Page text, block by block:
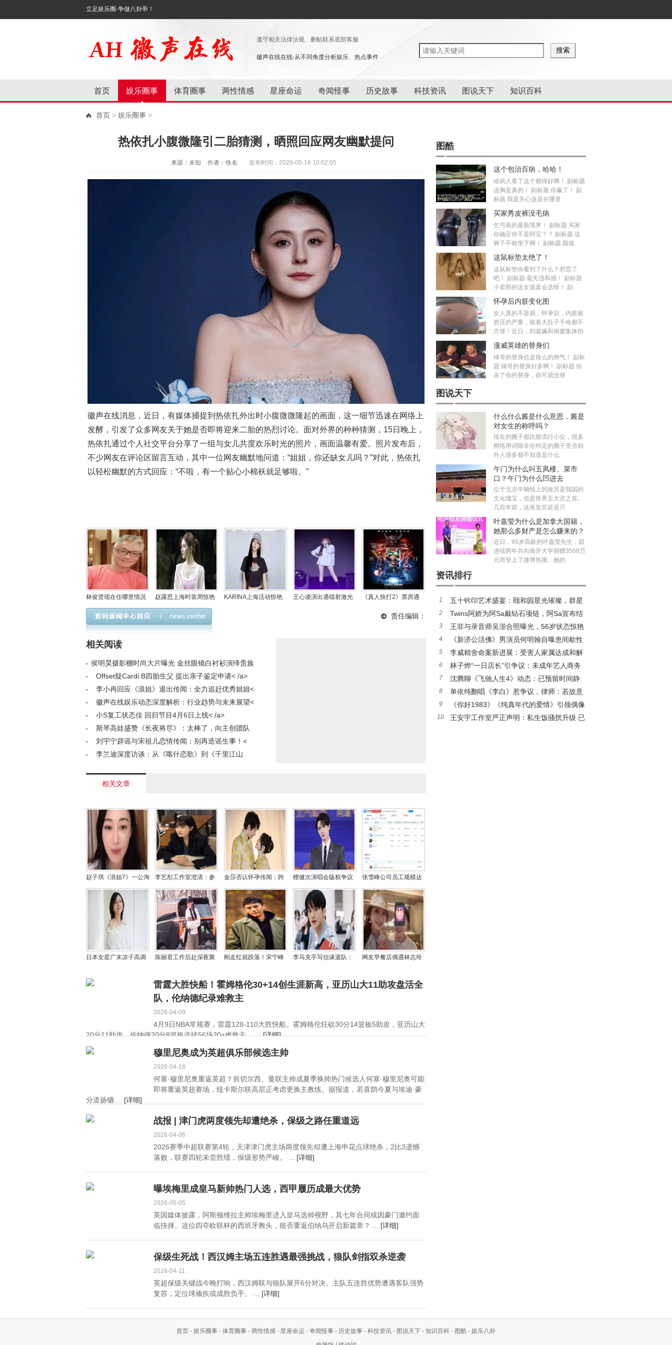
立足娱乐圈·争做八卦帝！
遵守相关法律法规、删帖联系底部客服
徽声在线在线-从不同角度分析娱乐、热点事件
首页 娱乐圈事 体育圈事 两性情感 星座命运 奇闻怪事 历史故事 科技资讯 图说天下 知识百科
首页 > 娱乐圈事 >
热依扎小腹微隆引二胎猜测，晒照回应网友幽默提问
来源：未知 作者：佚名 发布时间：2026-05-16 10:02:05
徽声在线消息，近日，有媒体捕捉到热依扎外出时小腹微微隆起的画面，这一细节迅速在网络上
发酵，引发了众多网友关于她是否即将迎来二胎的热烈讨论。面对外界的种种猜测，15日晚上，
热依扎通过个人社交平台分享了一组与女儿共度欢乐时光的照片，画面温馨有爱。照片发布后，
不少网友在评论区留言互动，其中一位网友幽默地问道：“姐姐，你还缺女儿吗？”对此，热依扎
以轻松幽默的方式回应：“不啦，有一个贴心小棉袄就足够啦。”
林俊贤现在住哪里情况
如何，林俊贤年轻颜值
巅峰时照片
赵露思上海时装周惊艳
亮相，粉色套装引领甜
KARINA上海活动惊艳
王心凌演出遇镭射激光
《真人快打2》票房遇
责任编辑：
相关阅读
侯明昊摄影棚时尚大片曝光 金丝眼镜白衬衫演绎贵族
风范< /a>
Offset疑Cardi B四胎生父 提出亲子鉴定申请< /a>
李小冉回应《浪姐》退出传闻：全力追赶优秀姐姐<
/a> 徽声在线娱乐动态深度解析：行业趋势与未来展望<
/a> 小S复工状态佳 回归节目4月6日上线< /a>
斯琴高娃盛赞《长夜将尽》：太棒了，向主创团队
致敬< /a>
刘宇宁辟谣与宋祖儿恋情传闻：别再造谣生事！<
/a> 李兰迪深度访谈：从《喀什恋歌》到《千里江山
相关文章
赵子琪《浪姐7》一公淘
汰 直播自曝被“扫地出
门”幽默回应上《花少》
李艺彤工作室澄清：参
演的是深圳重点打造的
精品中剧
金莎否认怀孕传闻：跨
国飞行致浮肿，婚纱照
拍摄在即
檀健次演唱会版权争议
升级！主办方正式回应
并启动全面核查
张雪峰公司员工规模达
273人 女儿姓名商标已
获多类别注册
日本女星广末凉子高调
故，踢踹护士涉罪后获
陈丽君工作后赴深夜聚
刚走红就跌落！宋宁峰
待播作品或受影响
李马克手写信谈退队：
恩粉丝一路相伴
网友早餐店偶遇林志玲
尽显家庭温馨
雷霆大胜快船！霍姆格伦30+14创生涯新高，亚历山大11助攻盘活全
队，伦纳德纪录难救主
2026-04-09
4月9日NBA常规赛，雷霆128-110大胜快船。霍姆格伦狂砍30分14篮板5助攻，亚历山大
20分11助攻，伦纳德20分8篮板连续56场20+难救主。 ...[详细]
穆里尼奥成为英超俱乐部候选主帅
2026-04-16
何塞·穆里尼奥重返英超？前切尔西、曼联主帅成夏季换帅热门候选人何塞·穆里尼奥可能
即将重返英超赛场，纽卡斯尔联高层正考虑更换主教练。据报道，若喜鹊今夏与埃迪·豪
分道扬镳 ... [详细]
战报 | 津门虎两度领先却遭绝杀，保级之路任重道远
2026-04-06
2026赛季中超联赛第4轮，天津津门虎主场两度领先却遭上海申花点球绝杀，2比3遗憾
落败，联赛四轮未尝胜绩，保级形势严峻。 ... [详细]
曝埃梅里成皇马新帅热门人选，西甲履历成最大优势
2026-05-05
英国媒体披露，阿斯顿维拉主帅埃梅里进入皇马选帅视野，其七年合同或因豪门邀约面
临抉择。这位四夺欧联杯的西班牙教头，能否重返伯纳乌开启新篇章？ ... [详细]
保级生死战！西汉姆主场五连胜遇最强挑战，狼队剑指双杀逆袭
2026-04-11
英超保级关键战今晚打响，西汉姆联与狼队展开6分对决。主队五连胜优势遭遇客队强势
复苏，定位球顽疾或成胜负手。 ... [详细]
图酷
这个包治百病，哈哈！
啥病人看了这个都得好啊！ 副标题
这胸是真的！ 副标题 你赢了！ 副
标题 我是关心这是在哪里
买家秀皮裤没毛病
乞丐装的最新境界！ 副标题 买家
你确定你不是阿宝？？ 副标题 这
裤子不敢坐下啊！ 副标题 颜值
这鼠标垫太绝了！
这鼠标垫你看到了什么？邪恶了
吧！ 副标题 毫无违和感！ 副标题
小卖部的这女孩真会选呀！ 副
怀孕后内脏变化图
女人真的不容易，怀孕后，内脏被
挤压的严重，挺着大肚子干啥都不
方便！近日，刘嘉姵和闺蜜集体拍
漫威英雄的替身们
锤哥的替身也是辣么的帅气！ 副标
题 锤哥的替身好多啊！ 副标题 你
杀了你的替身，你可就没替
图说天下
什么什么酱是什么意思，酱是
对女生的称呼吗？
现在的圈子都比较流行小众，很多
网络用词除非在特定的圈子里否则
外人很多都不知道是什么
午门为什么叫五凤楼、菜市
口？午门为什么凹进去
位于北京中轴线上的故宫是我国的
文化瑰宝，也是世界五大宫之首。
几百年前，这座皇宫还是只
叶嘉莹为什么是加拿大国籍，
她那么多财产是怎么赚来的？
近日，95岁高龄的叶嘉莹先生，因
连续两年共向南开大学捐赠3568万
元而登上了微博热搜。她的
资讯排行
1
五十钤印艺术盛宴：颐和园星光璀璨，群星
共铸艺术新篇章
2
Twins阿娇为阿Sa戴钻石项链，阿Sa宣布结
婚感情稳定
3
王菲与录音师吴澎合照曝光，56岁状态惊艳
引热议
4
《新济公活佛》男演员何明翰自曝患间歇性
房颤：或因工作强度大，生活作息不规律
5
李威精舍命案新进展：受害人家属达成和解
盼法院从轻判决
6
林子烨“一日店长”引争议：未成年艺人商务
活动如何避免翻车？
7
沈腾聊《飞驰人生4》动态：已预留时间静
候召唤
8
单依纯翻唱《李白》惹争议，律师：若故意
侵权将面临惩罚性赔偿
9
《你好1983》《纯真年代的爱情》引领偶像
剧怀旧新风尚
10
王安宇工作室严正声明：私生饭骚扰升级 已
首页 - 娱乐圈事 - 体育圈事 - 两性情感 - 星座命运 - 奇闻怪事 - 历史故事 - 科技资讯 - 图说天下 - 知识百科 - 图酷 - 娱乐八卦